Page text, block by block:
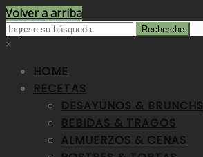
Volver a arriba
×
HOME
RECETAS
DESAYUNOS & BRUNCHS
BEBIDAS & TRAGOS
ALMUERZOS & CENAS